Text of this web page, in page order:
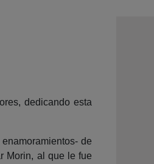
dedicando esta
de
Morin, al que le fue